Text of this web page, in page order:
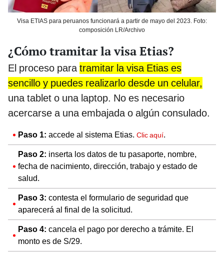
Visa ETIAS para peruanos funcionará a partir de mayo del 2023. Foto:
composición LR/Archivo
¿Cómo tramitar la visa Etias?
El proceso para tramitar la visa Etias es
sencillo y puedes realizarlo desde un celular,
una tablet o una laptop. No es necesario
acercarse a una embajada o algún consulado.
Paso 1: accede al sistema Etias. Clic aquí.
Paso 2: inserta los datos de tu pasaporte, nombre,
fecha de nacimiento, dirección, trabajo y estado de
salud.
Paso 3: contesta el formulario de seguridad que
aparecerá al final de la solicitud.
Paso 4: cancela el pago por derecho a trámite. El
monto es de S/29.